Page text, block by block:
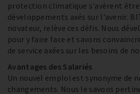
protection climatique s'avèrent
développements axés sur l'avenir.
novateur, relève ces défis. Nous
pour y faire face et savons
de service axées sur les besoins de
Avantages des Salariés
Un nouvel emploi est synonyme de
changements. Nous le savons